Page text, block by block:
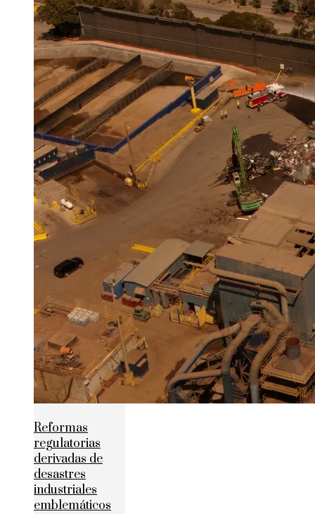
Reformas
regulatorias
derivadas de
desastres
industriales
emblemáticos